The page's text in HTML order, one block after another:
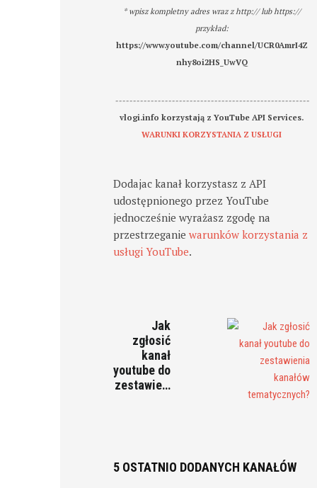
* wpisz kompletny adres wraz z http:// lub https://
przykład:
https://www.youtube.com/channel/UCR0AmrI4Z
nhy8oi2HS_UwVQ
-------------------------------------------------------
vlogi.info korzystają z YouTube API Services.
WARUNKI KORZYSTANIA Z USŁUGI
Dodajac kanał korzystasz z API
udostępnionego przez YouTube
jednocześnie wyrażasz zgodę na
przestrzeganiewarunków korzystania z
usługi YouTube.
Jak
zgłosić
kanał
youtube do
zestawie…
5 OSTATNIO DODANYCH KANAŁÓW